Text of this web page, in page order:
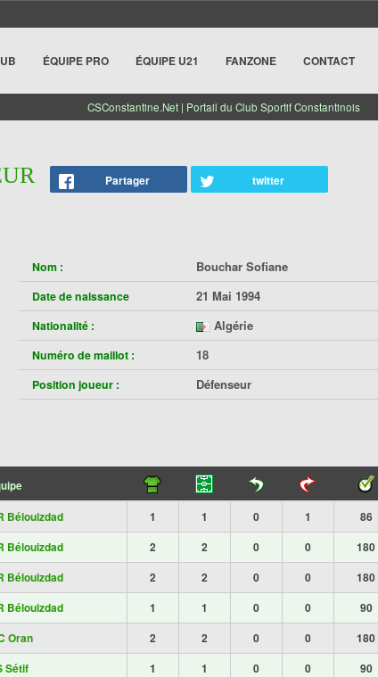
ÉQUIPE PRO ÉQUIPE U21 FANZONE CONTACT
CSConstantine.Net | Portail du Club Sportif Constantinois
Partager twitter
Nom : Bouchar Sofiane
Date de naissance 21 Mai 1994
Nationalité : Algérie
Numéro de maillot : 18
Position joueur : Défenseur
Bélouizdad 1 1 0 1 86
Bélouizdad 2 2 0 0 180
Bélouizdad 2 2 0 0 180
Bélouizdad 1 1 0 0 90
Oran 2 2 0 0 180
Sétif 1 1 0 0 90